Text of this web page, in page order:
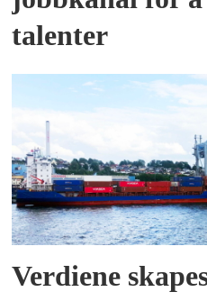
talenter
Verdiene